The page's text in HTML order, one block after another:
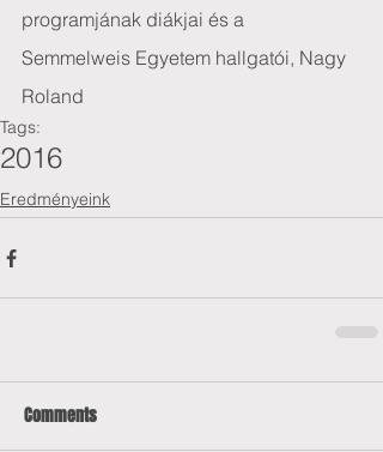
programjának diákjai és a
Semmelweis Egyetem hallgatói, Nagy
Roland
Tags:
2016
Eredményeink
Comments